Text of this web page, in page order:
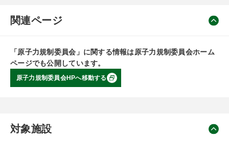
関連ページ
「原子力規制委員会」に関する情報は原子力規制委員会ホーム
ページでも公開しています。
原子力規制委員会HPへ移動する
対象施設